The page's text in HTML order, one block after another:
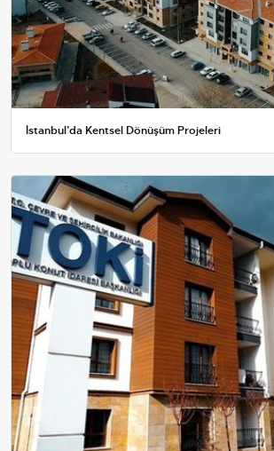
İstanbul’da Kentsel Dönüşüm Projeleri